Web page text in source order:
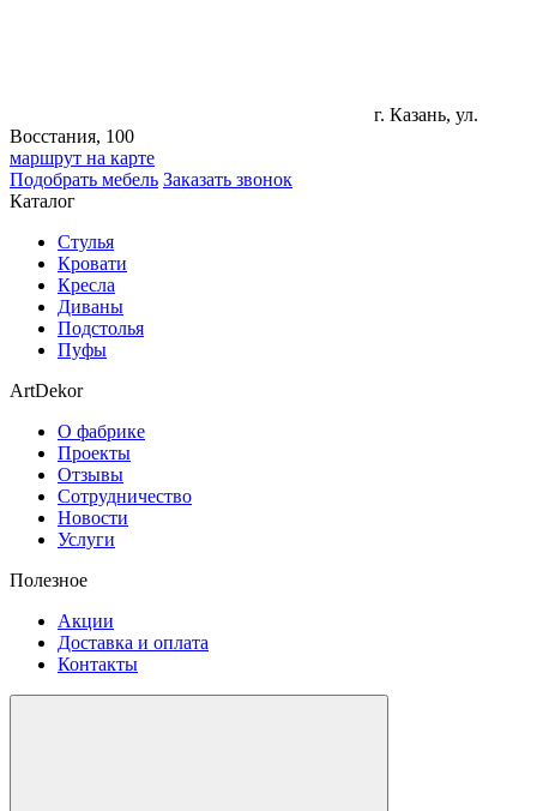
г. Казань, ул.
Восстания, 100
маршрут на карте
Подобрать мебель Заказать звонок
Каталог
Стулья
Кровати
Кресла
Диваны
Подстолья
Пуфы
ArtDekor
О фабрике
Проекты
Отзывы
Сотрудничество
Новости
Услуги
Полезное
Акции
Доставка и оплата
Контакты